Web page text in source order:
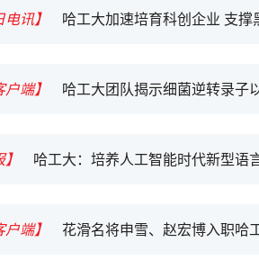
电讯】 哈工大加速培育科创企业 支
户端】 哈工大团队揭示细菌逆转录子
哈工大：培养人工智能时代新型语
户端】 花滑名将申雪、赵宏博入职哈